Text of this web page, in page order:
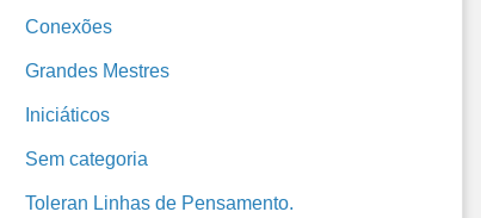
Conexões
Grandes Mestres
Iniciáticos
Sem categoria
Toleran Linhas de Pensamento.